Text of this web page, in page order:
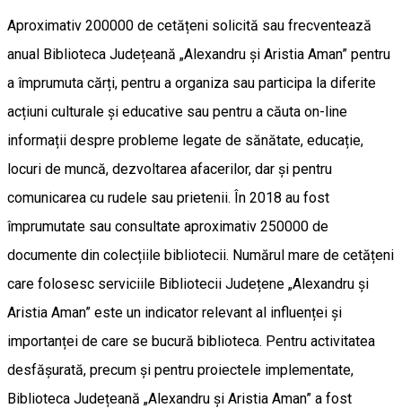
Aproximativ 200000 de cetățeni solicită sau frecventează
anual Biblioteca Județeană „Alexandru și Aristia Aman” pentru
a împrumuta cărți, pentru a organiza sau participa la diferite
acțiuni culturale și educative sau pentru a căuta on-line
informații despre probleme legate de sănătate, educație,
locuri de muncă, dezvoltarea afacerilor, dar și pentru
comunicarea cu rudele sau prietenii. În 2018 au fost
împrumutate sau consultate aproximativ 250000 de
documente din colecțiile bibliotecii. Numărul mare de cetățeni
care folosesc serviciile Bibliotecii Județene „Alexandru și
Aristia Aman” este un indicator relevant al influenței și
importanței de care se bucură biblioteca. Pentru activitatea
desfășurată, precum și pentru proiectele implementate,
Biblioteca Județeană „Alexandru și Aristia Aman” a fost